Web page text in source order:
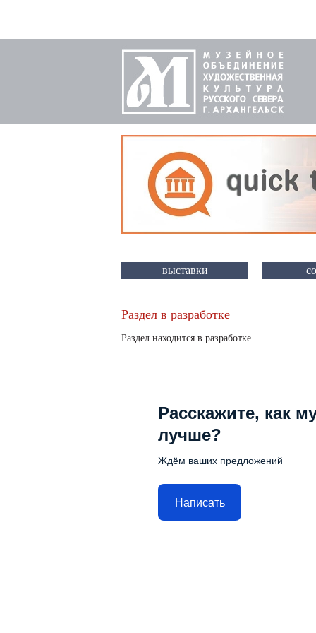
выставки
Раздел в разработке
Раздел находится в разработке
Расскажите, как
лучше?
Ждём ваших предложений
Написать